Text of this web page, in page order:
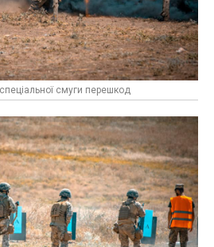
смуги перешкод